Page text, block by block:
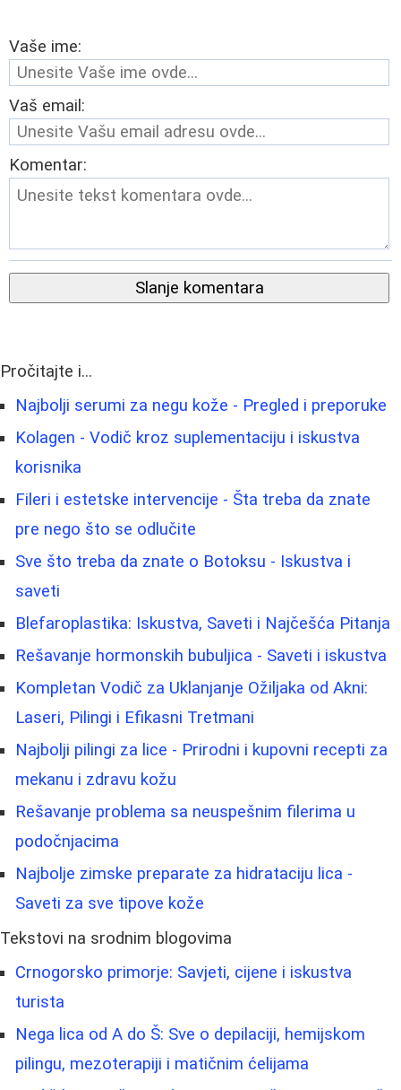
Vaše ime:
Vaš email:
Komentar:
Slanje komentara
Pročitajte i...
Najbolji serumi za negu kože - Pregled i preporuke
Kolagen - Vodič kroz suplementaciju i iskustva
korisnika
Fileri i estetske intervencije - Šta treba da znate
pre nego što se odlučite
Sve što treba da znate o Botoksu - Iskustva i
saveti
Blefaroplastika: Iskustva, Saveti i Najčešća Pitanja
Rešavanje hormonskih bubuljica - Saveti i iskustva
Kompletan Vodič za Uklanjanje Ožiljaka od Akni:
Laseri, Pilingi i Efikasni Tretmani
Najbolji pilingi za lice - Prirodni i kupovni recepti za
mekanu i zdravu kožu
Rešavanje problema sa neuspešnim filerima u
podočnjacima
Najbolje zimske preparate za hidrataciju lica -
Saveti za sve tipove kože
Tekstovi na srodnim blogovima
Crnogorsko primorje: Savjeti, cijene i iskustva
turista
Nega lica od A do Š: Sve o depilaciji, hemijskom
pilingu, mezoterapiji i matičnim ćelijama